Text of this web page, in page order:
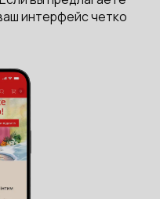
интерфейс четко